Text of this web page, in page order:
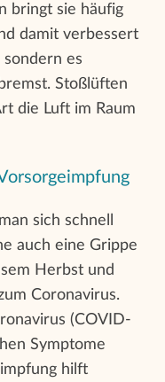
bringt sie häufig
damit verbessert
sondern es
Stoßlüften
die Luft im Raum
sich schnell
auch eine Grippe
Herbst und
Coronavirus.
(COVID-
Symptome
hilft